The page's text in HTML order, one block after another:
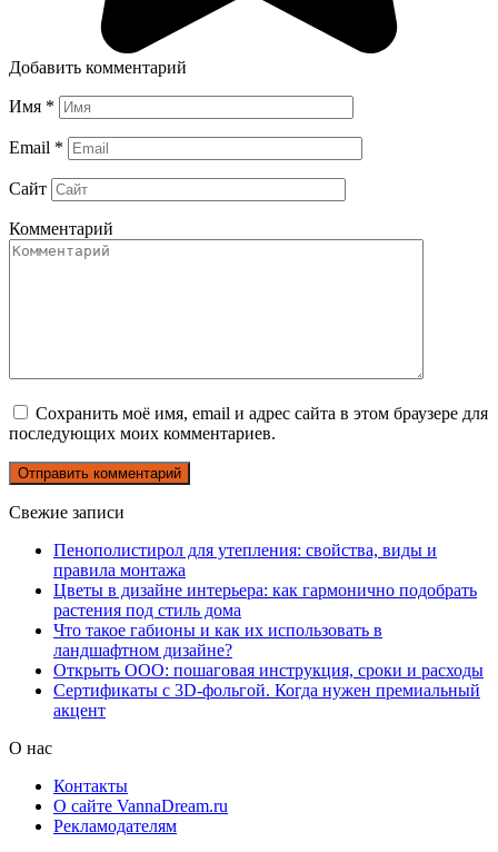
Добавить комментарий
Имя *
Email *
Сайт
Комментарий
Сохранить моё имя, email и адрес сайта в этом браузере для
последующих моих комментариев.
Свежие записи
Пенополистирол для утепления: свойства, виды и
правила монтажа
Цветы в дизайне интерьера: как гармонично подобрать
растения под стиль дома
Что такое габионы и как их использовать в
ландшафтном дизайне?
Открыть ООО: пошаговая инструкция, сроки и расходы
Сертификаты с 3D-фольгой. Когда нужен премиальный
акцент
О нас
Контакты
О сайте VannaDream.ru
Рекламодателям